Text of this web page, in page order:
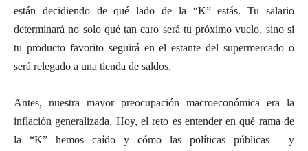
están decidiendo de qué lado de la “K” estás. Tu salario
determinará no solo qué tan caro será tu próximo vuelo, sino si
tu producto favorito seguirá en el estante del supermercado o
será relegado a una tienda de saldos.
Antes, nuestra mayor preocupación macroeconómica era la
inflación generalizada. Hoy, el reto es entender en qué rama de
la “K” hemos caído y cómo las políticas públicas —y